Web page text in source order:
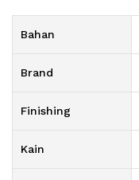
Bahan
Brand
Finishing
Kain